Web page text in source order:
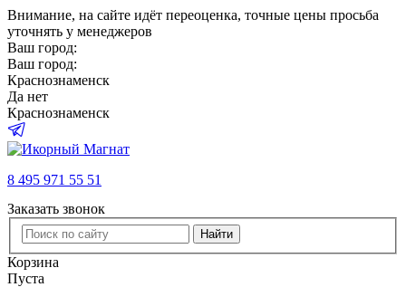
Внимание, на сайте идёт переоценка, точные цены просьба
уточнять у менеджеров
Ваш город:
Ваш город:
Краснознаменск
Да нет
Краснознаменск
8 495 971 55 51
Заказать звонок
Найти
Корзина
Пуста